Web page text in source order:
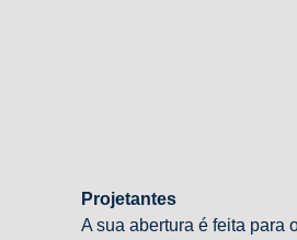
Projetantes
A sua abertura é feita para